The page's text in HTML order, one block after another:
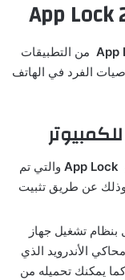
App من التطبيقات
الفرد في الهاتف
App Lock والتي تم
وذلك عن طريق تثبيت
بنظام تشغيل جهاز
محاكي الأندرويد الذي
يمكنك تحميله من